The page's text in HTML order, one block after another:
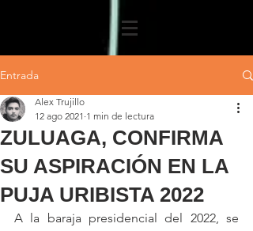
Entrada
ZULUAGA, CONFIRMA
SU ASPIRACIÓN EN LA
PUJA URIBISTA 2022
Alex Trujillo
12 ago 2021 1 min de lectura
A la baraja presidencial del 2022, se